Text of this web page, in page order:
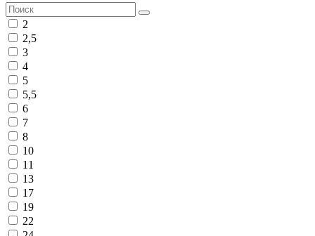
2
2,5
3
4
5
5,5
6
7
8
10
11
13
17
19
22